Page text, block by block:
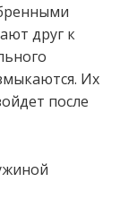
друг к
Их
после